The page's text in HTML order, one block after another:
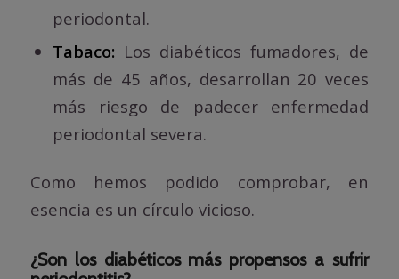
periodontal.
Tabaco: Los diabéticos fumadores, de
más de 45 años, desarrollan 20 veces
más riesgo de padecer enfermedad
periodontal severa.
Como hemos podido comprobar, en
esencia es un círculo vicioso.
¿Son los diabéticos más propensos a sufrir